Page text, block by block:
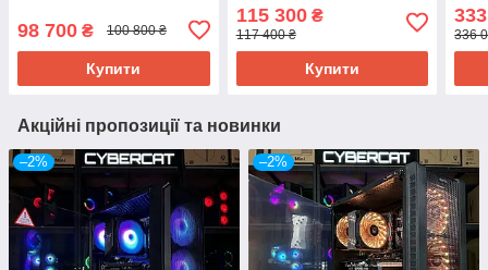
98 700 ₴ 100 800 ₴
Купити
115 300₴
117 400 ₴
Купити
336
Акційні пропозиції та новинки
–2% –2%